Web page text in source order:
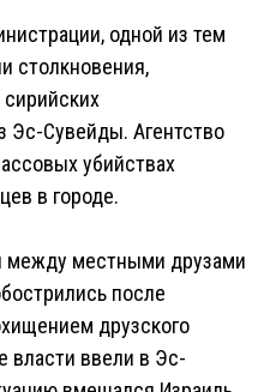
одной из тем
столкновения,
Эс-Сувейды. Агентство
убийствах
в городе.
между местными друзами
после
друзского
власти ввели в Эс-